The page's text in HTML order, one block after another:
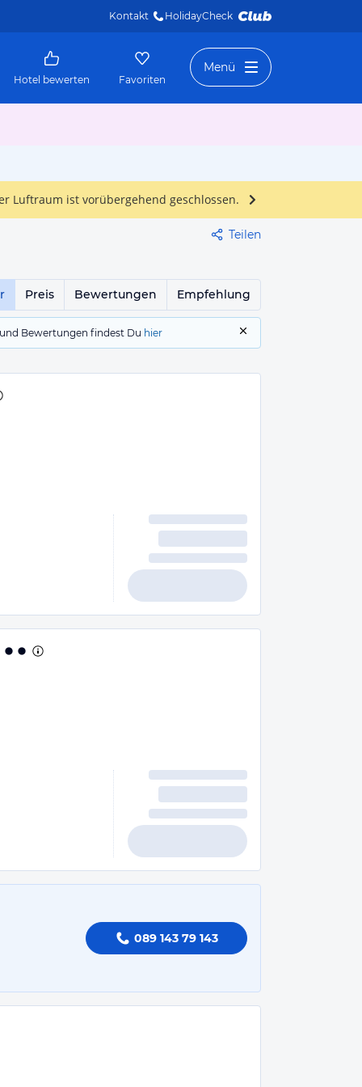
Kontakt HolidayCheck
Hotel bewerten Favoriten
Menü
Luftraum ist vorübergehend geschlossen.
Teilen
Preis Bewertungen Empfehlung
Bewertungen findest Du hier
089 143 79 143